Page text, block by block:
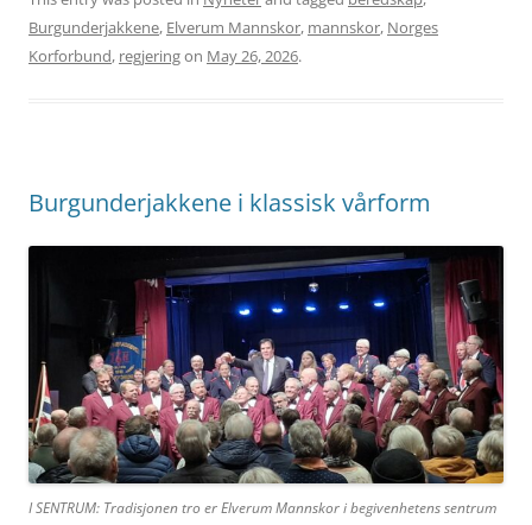
Burgunderjakkene, Elverum Mannskor, mannskor, Norges
Korforbund, regjeringon May 26, 2026.
Burgunderjakkene i klassisk vårform
I SENTRUM: Tradisjonen tro er Elverum Mannskor i begivenhetens sentrum